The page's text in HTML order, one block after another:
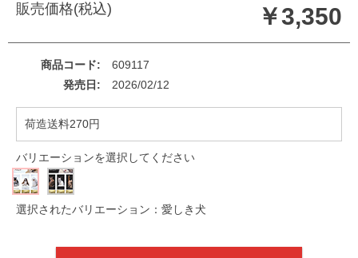
販売価格(税込) ￥3,350
商品コード
609117
発売日
2026/02/12
荷造送料270円
バリエーションを選択してください
選択されたバリエーション：愛しき犬